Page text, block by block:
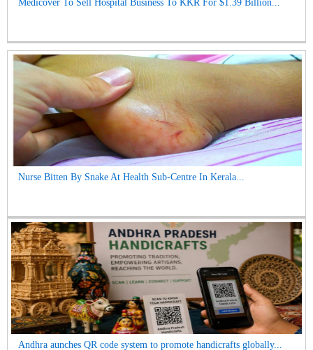
Medicover To Sell Hospital Business To KKR For $1.39 Billion...
Nurse Bitten By Snake At Health Sub-Centre In Kerala...
Andhra aunches QR code system to promote handicrafts globally...